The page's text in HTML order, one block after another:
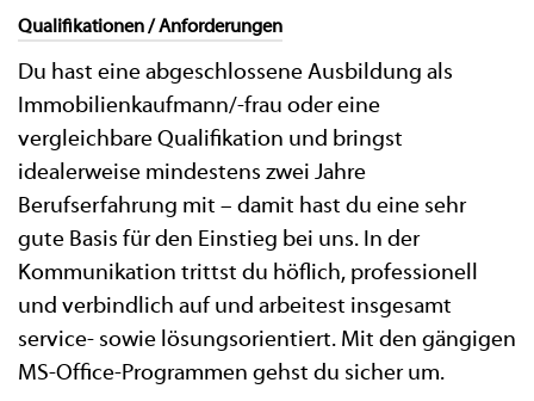
Qualifikationen / Anforderungen
Du hast eine abgeschlossene Ausbildung als
Immobilienkaufmann/-frau oder eine
vergleichbare Qualifikation und bringst
idealerweise mindestens zwei Jahre
Berufserfahrung mit – damit hast du eine sehr
gute Basis für den Einstieg bei uns. In der
Kommunikation trittst du höflich, professionell
und verbindlich auf und arbeitest insgesamt
service- sowie lösungsorientiert. Mit den gängigen
MS-Office-Programmen gehst du sicher um.